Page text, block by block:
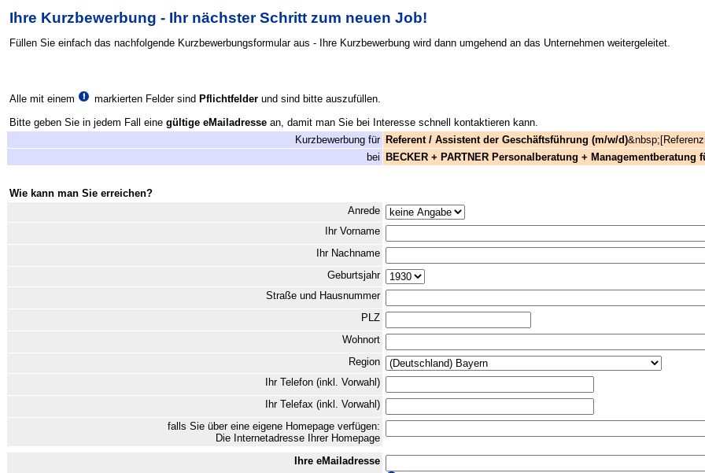
Ihre Kurzbewerbung - Ihr nächster Schritt zum neuen Job!
Füllen Sie einfach das nachfolgende Kurzbewerbungsformular aus - Ihre Kurzbewerbung wird dann umgehend an das Unternehmen weitergeleitet.
Alle mit einem markierten Felder sind Pflichtfelder und sind bitte auszufüllen.
Bitte geben Sie in jedem Fall eine gültige eMailadresse an, damit man Sie bei Interesse schnell kontaktieren kann.
Kurzbewerbung für Referent / Assistent der Geschäftsführung (m/w/d)
bei
BECKER + PARTNER Personalberatung + Managementberatung
Wie kann man Sie erreichen?
Anrede
Ihr Vorname
Ihr Nachname
Geburtsjahr
Straße und Hausnummer
PLZ
Wohnort
Region
Ihr Telefon (inkl. Vorwahl)
Ihr Telefax (inkl. Vorwahl)
falls Sie über eine eigene Homepage verfügen:
Die Internetadresse Ihrer Homepage
Ihre eMailadresse